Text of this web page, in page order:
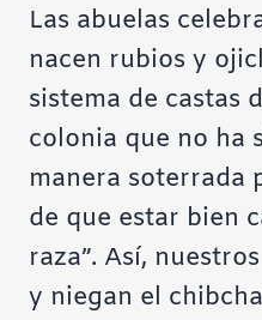
Las abuelas
nacen rubios y
sistema de castas
colonia que no ha
manera soterrada
de que estar bien
raza”. Así,
y niegan el